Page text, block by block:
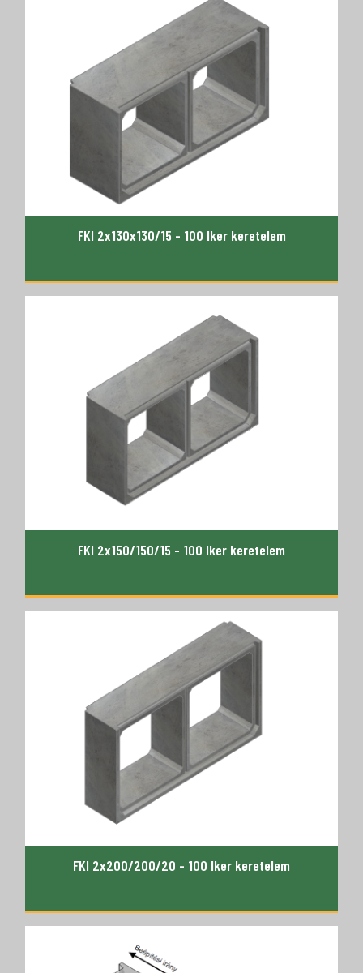
FKI 2x130x130/15 - 100 Iker keretelem
FKI 2x150/150/15 - 100 Iker keretelem
FKI 2x200/200/20 - 100 Iker keretelem